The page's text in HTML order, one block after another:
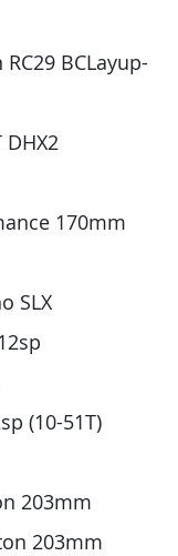
BCLayup-
170mm
SLX
(10-51T)
203mm
203mm